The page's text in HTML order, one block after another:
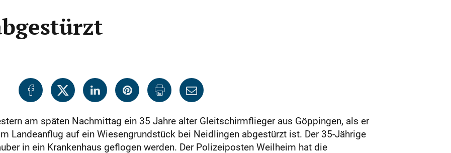
am späten Nachmittag ein 35 Jahre alter Gleitschirmflieger aus Göppingen, als er
Landeanflug auf ein Wiesengrundstück bei Neidlingen abgestürzt ist. Der 35-Jährige
in ein Krankenhaus geflogen werden. Der Polizeiposten Weilheim hat die